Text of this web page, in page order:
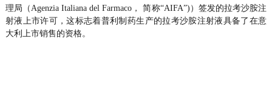
理局（Agenzia Italiana del Farmaco， 简称“AIFA”)）签发的拉考沙胺注
射液上市许可，这标志着普利制药生产的拉考沙胺注射液具备了在意
大利上市销售的资格。